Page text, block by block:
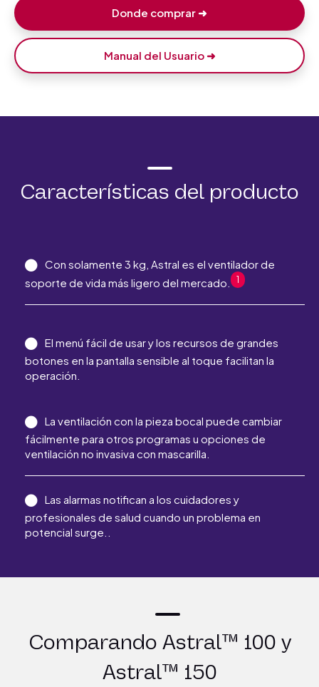
Donde comprar ➜
Manual del Usuario ➜
Características del producto
Con solamente 3 kg, Astral es el ventilador de
soporte de vida más ligero del mercado.
1
El menú fácil de usar y los recursos de grandes
botones en la pantalla sensible al toque facilitan la
operación.
La ventilación con la pieza bocal puede cambiar
fácilmente para otros programas u opciones de
ventilación no invasiva con mascarilla.
Las alarmas notifican a los cuidadores y
profesionales de salud cuando un problema en
potencial surge..
Comparando Astral™ 100 y
Astral™ 150